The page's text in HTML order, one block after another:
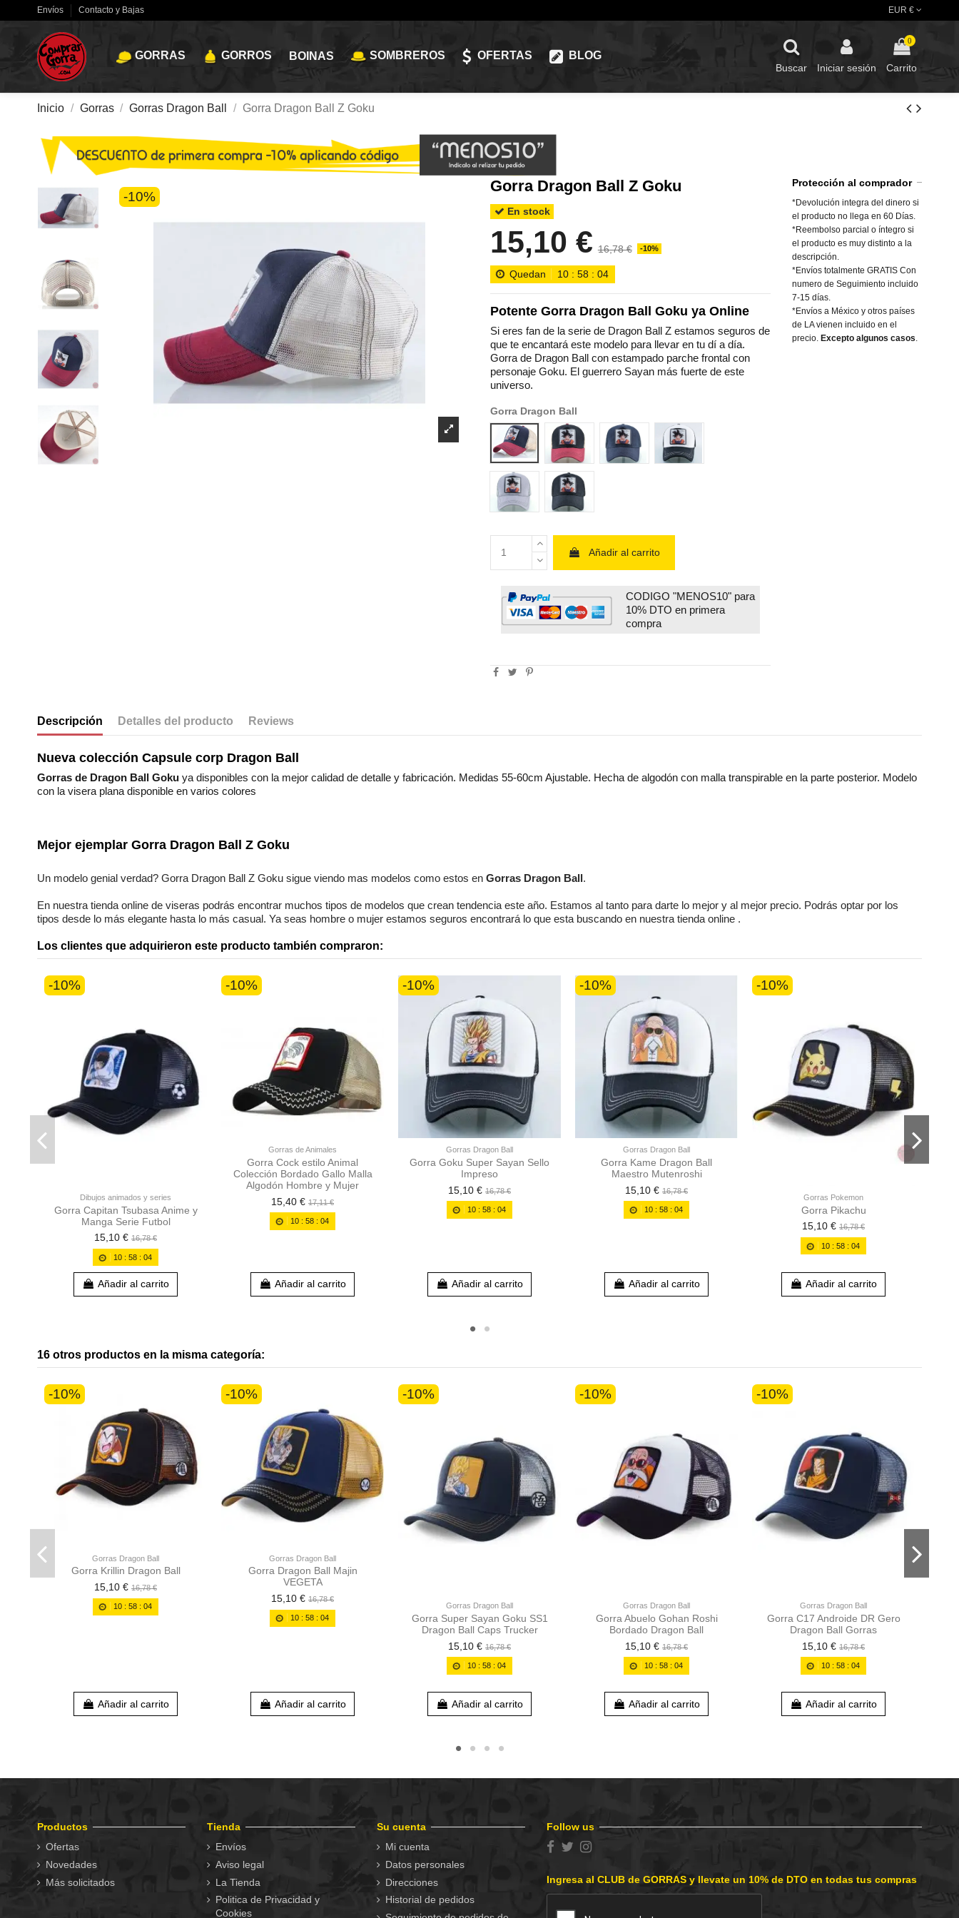
Envíos Contacto y Bajas EUR €
GORRAS GORROS BOINAS SOMBREROS OFERTAS BLOG
Buscar Iniciar sesión
0
Carrito
Inicio Gorras Gorras Dragon Ball Gorra Dragon Ball Z Goku
-10%
Gorra Dragon Ball Z Goku
En stock
15,10 € 16,78 € -10%
Quedan 10 :58 :02
Potente Gorra Dragon Ball Goku ya Online
Si eres fan de la serie de Dragon Ball Z estamos seguros de
que te encantará este modelo para llevar en tu dí a día.
Gorra de Dragon Ball con estampado parche frontal con
personaje Goku. El guerrero Sayan más fuerte de este
universo.
Gorra Dragon Ball
rojo 1
rojo 2 azul blanca
gris negra
Añadir al carrito
CODIGO "MENOS10" para
10% DTO en primera
compra
Protección al comprador
*Devolución integra del dinero si
el producto no llega en 60 Días.
*Reembolso parcial o íntegro si
el producto es muy distinto a la
descripción.
*Envíos totalmente GRATIS Con
numero de Seguimiento incluido
7-15 días.
*Envíos a México y otros países
de LA vienen incluido en el
precio.Excepto algunos casos
Descripción Detalles del producto Reviews
Nueva colección Capsule corp Dragon Ball
Gorras de Dragon Ball Goku ya disponibles con la mejor calidad de detalle y fabricación. Medidas 55-60cm Ajustable. Hecha de algodón con malla transpirable en la parte posterior. Modelo
con la visera plana disponible en varios colores
Estilos
Mejor ejemplar Gorra Dragon Ball Z Goku
Un modelo genial verdad? Gorra Dragon Ball Z Goku sigue viendo mas modelos como estos en Gorras Dragon Ball.
En nuestratienda online de viseras podrás encontrar muchos tipos de modelos que crean tendencia este año. Estamos al tanto para darte lo mejor y al mejor precio. Podrás optar por los
tipos desde lo más elegante hasta lo más casual. Ya seas hombre o mujer estamos seguros encontrará lo que esta buscando en nuestra tienda online .
Los clientes que adquirieron este producto también compraron:
-10%
Dibujos animados y series
Gorra Capitan Tsubasa Anime y
Manga Serie Futbol
15,10 € 16,78 €
10 :58 :02
Añadir al carrito
-10%
Gorras de Animales
Gorra Cock estilo Animal
Colección Bordado Gallo Malla
Algodón Hombre y Mujer
15,40 € 17,11 €
10 :58 :02
Añadir al carrito
-10%
Gorras Dragon Ball
Gorra Goku Super Sayan Sello
Impreso
15,10 € 16,78 €
10 :58 :02
Añadir al carrito
-10%
Gorras Dragon Ball
Gorra Kame Dragon Ball
Maestro Mutenroshi
15,10 € 16,78 €
10 :58 :02
Añadir al carrito
-10%
Gorras Pokemon
Gorra Pikachu
15,10 € 16,78 €
10 :58 :02
Añadir al carrito
16 otros productos en la misma categoría:
-10%
Gorras Dragon Ball
Gorra Krillin Dragon Ball
15,10 € 16,78 €
10 :58 :03
Añadir al carrito
-10%
Gorras Dragon Ball
Gorra Dragon Ball Majin
VEGETA
15,10 € 16,78 €
10 :58 :03
Añadir al carrito
-10%
Gorras Dragon Ball
Gorra Super Sayan Goku SS1
Dragon Ball Caps Trucker
15,10 € 16,78 €
10 :58 :03
Añadir al carrito
-10%
Gorras Dragon Ball
Gorra Abuelo Gohan Roshi
Bordado Dragon Ball
15,10 € 16,78 €
10 :58 :03
Añadir al carrito
-10%
Gorras Dragon Ball
Gorra C17 Androide DR Gero
Dragon Ball Gorras
15,10 € 16,78 €
10 :58 :03
Añadir al carrito
Productos
Ofertas
Novedades
Más solicitados
Tienda
Envíos
Aviso legal
La Tienda
Politica de Privacidad y
Cookies
Su cuenta
Mi cuenta
Datos personales
Direcciones
Historial de pedidos
Follow us
Ingresa al CLUB de GORRAS y llevate un 10% de DTO en todas tus compras